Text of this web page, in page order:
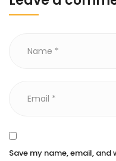
Save my name, email,